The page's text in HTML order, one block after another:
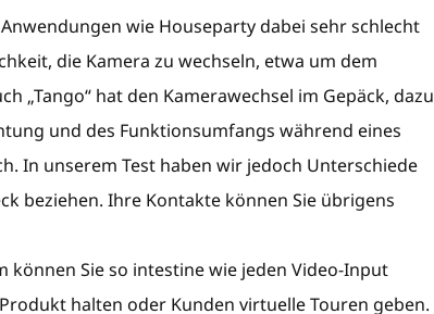
wie Houseparty dabei sehr schlecht
die Kamera zu wechseln, etwa um dem
„Tango“ hat den Kamerawechsel im Gepäck, dazu
und des Funktionsumfangs während eines
In unserem Test haben wir jedoch Unterschiede
beziehen. Ihre Kontakte können Sie übrigens
können Sie so intestine wie jeden Video-Input
halten oder Kunden virtuelle Touren geben.